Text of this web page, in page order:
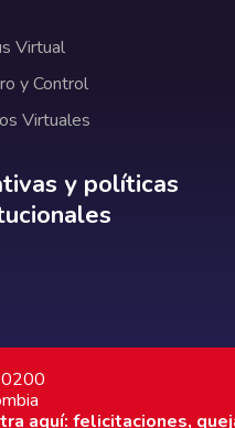
Virtual
y Control
Virtuales
y políticas
y políticas
aquí: felicitaciones,